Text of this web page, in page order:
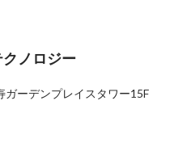
の
「自身の勝利」から
新たな挑戦の先に見出
Latest
ノロジー
ガーデンプレイスタワー15F